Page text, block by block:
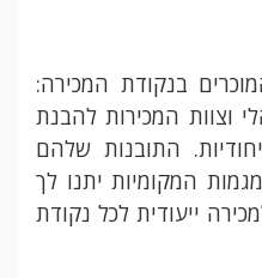
בנקודת המכירה:
וצוות המכירות להבנת
התובנות שלהם
המקומיות יתנו לך
ייעודית לכל נקודת